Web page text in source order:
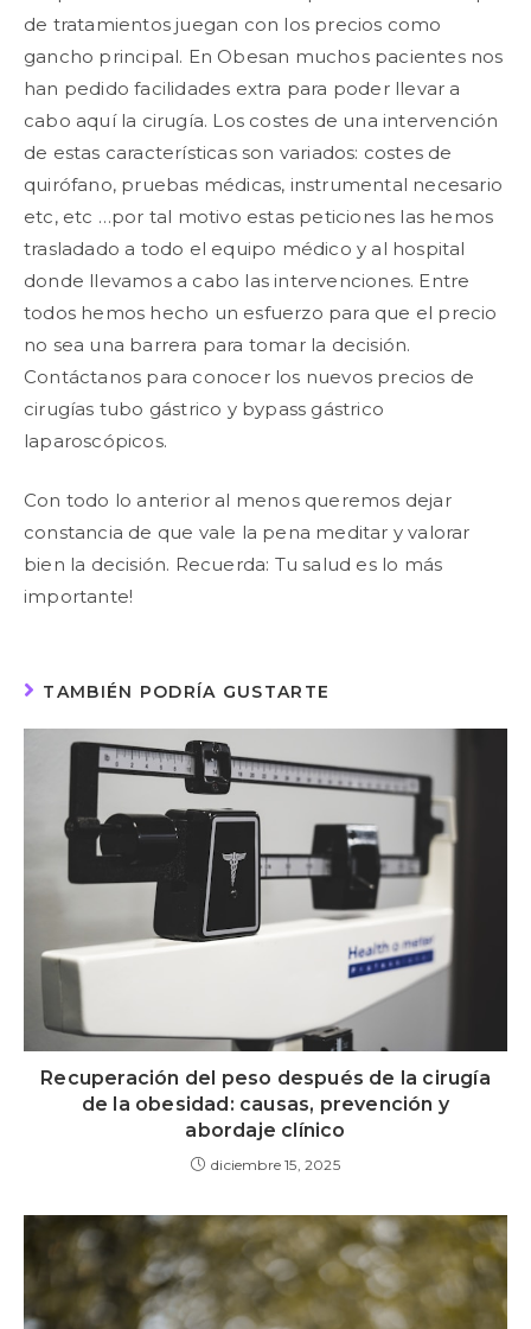
de tratamientos juegan con los precios como
gancho principal. En Obesan muchos pacientes nos
han pedido facilidades extra para poder llevar a
cabo aquí la cirugía. Los costes de una intervención
de estas características son variados: costes de
quirófano, pruebas médicas, instrumental necesario
etc, etc …por tal motivo estas peticiones las hemos
trasladado a todo el equipo médico y al hospital
donde llevamos a cabo las intervenciones. Entre
todos hemos hecho un esfuerzo para que el precio
no sea una barrera para tomar la decisión.
Contáctanos para conocer los nuevos precios de
cirugías tubo gástrico y bypass gástrico
laparoscópicos.
Con todo lo anterior al menos queremos dejar
constancia de que vale la pena meditar y valorar
bien la decisión. Recuerda: Tu salud es lo más
importante!
TAMBIÉN PODRÍA GUSTARTE
Recuperación del peso después de la cirugía
de la obesidad: causas, prevención y
abordaje clínico
diciembre 15, 2025